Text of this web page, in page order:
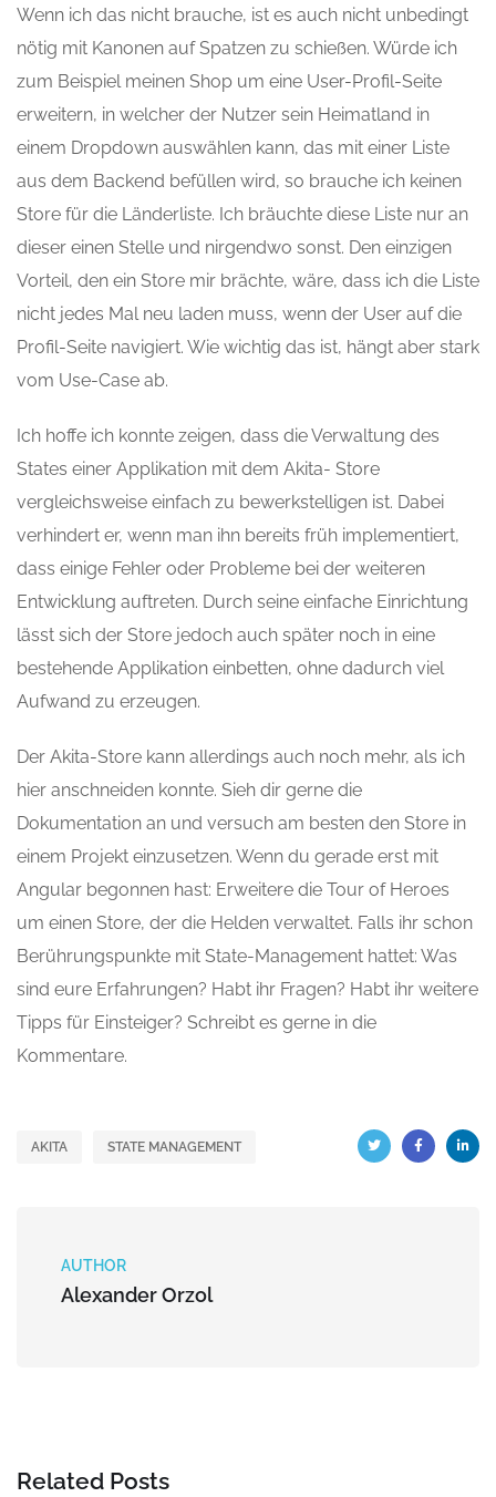
Wenn ich das nicht brauche, ist es auch nicht unbedingt
nötig mit Kanonen auf Spatzen zu schießen. Würde ich
zum Beispiel meinen Shop um eine User-Profil-Seite
erweitern, in welcher der Nutzer sein Heimatland in
einem Dropdown auswählen kann, das mit einer Liste
aus dem Backend befüllen wird, so brauche ich keinen
Store für die Länderliste. Ich bräuchte diese Liste nur an
dieser einen Stelle und nirgendwo sonst. Den einzigen
Vorteil, den ein Store mir brächte, wäre, dass ich die Liste
nicht jedes Mal neu laden muss, wenn der User auf die
Profil-Seite navigiert. Wie wichtig das ist, hängt aber stark
vom Use-Case ab.
Ich hoffe ich konnte zeigen, dass die Verwaltung des
States einer Applikation mit dem Akita- Store
vergleichsweise einfach zu bewerkstelligen ist. Dabei
verhindert er, wenn man ihn bereits früh implementiert,
dass einige Fehler oder Probleme bei der weiteren
Entwicklung auftreten. Durch seine einfache Einrichtung
lässt sich der Store jedoch auch später noch in eine
bestehende Applikation einbetten, ohne dadurch viel
Aufwand zu erzeugen.
Der Akita-Store kann allerdings auch noch mehr, als ich
hier anschneiden konnte. Sieh dir gerne die
Dokumentation an und versuch am besten den Store in
einem Projekt einzusetzen. Wenn du gerade erst mit
Angular begonnen hast: Erweitere die Tour of Heroes
um einen Store, der die Helden verwaltet. Falls ihr schon
Berührungspunkte mit State-Management hattet: Was
sind eure Erfahrungen? Habt ihr Fragen? Habt ihr weitere
Tipps für Einsteiger? Schreibt es gerne in die
Kommentare.
AKITA STATE MANAGEMENT
AUTHOR
Alexander Orzol
Related Posts